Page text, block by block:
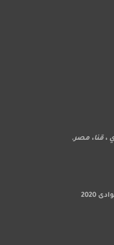
، قنا، مصر.